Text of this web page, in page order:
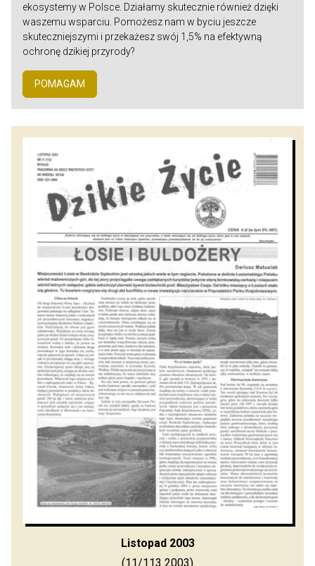
ekosystemy w Polsce. Działamy skutecznie również dzięki
waszemu wsparciu. Pomożesz nam w byciu jeszcze
skuteczniejszymi i przekażesz swój 1,5% na efektywną
ochronę dzikiej przyrody?
POMAGAM
Listopad 2003
(11/113 2003)